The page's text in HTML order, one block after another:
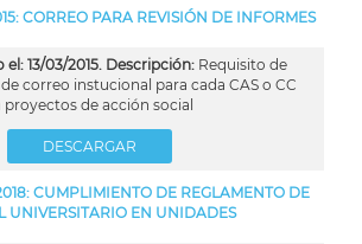
CORREO PARA REVISIÓN DE INFORMES
13/03/2015. Descripción: Requisito de
correo instucional para cada CAS o CC
de acción social
DESCARGAR
CUMPLIMIENTO DE REGLAMENTO DE
UNIVERSITARIO EN UNIDADES